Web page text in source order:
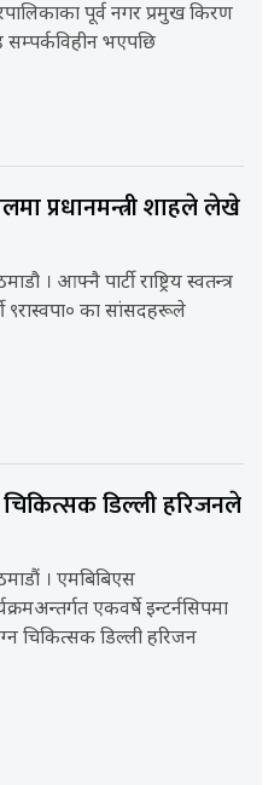
पूर्व नगर प्रमुख किरण
सम्पर्कविहीन भएपछि
प्रधानमन्त्री शाहले लेखे
। आफ्नै पार्टी राष्ट्रिय स्वतन्त्र
९रास्वपा० का सांसदहरूले
डिल्ली हरिजनले
। एमबिबिएस
एकवर्षे इन्टर्नसिपमा
चिकित्सक डिल्ली हरिजन